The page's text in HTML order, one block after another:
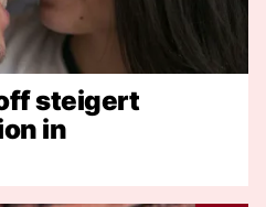
steigert
in